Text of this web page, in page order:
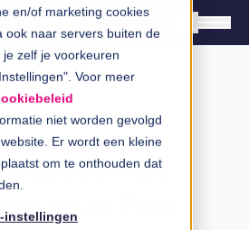
en/of marketing cookies
ook naar servers buiten de
zelf je voorkeuren
Voor meer
niet worden gevolgd
Er wordt een kleine
om te onthouden dat
instellingen
tot
Elite